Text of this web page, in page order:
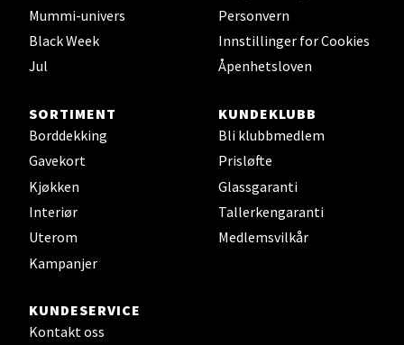
Mummi-univers
Black Week
Jul
Personvern
Innstillinger for Cookies
Åpenhetsloven
SORTIMENT
Borddekking
Gavekort
Kjøkken
Interiør
Uterom
Kampanjer
KUNDEKLUBB
Bli klubbmedlem
Prisløfte
Glassgaranti
Tallerkengaranti
Medlemsvilkår
KUNDESERVICE
Kontakt oss
Sandefjord - Hvaltorvet
Torget 7, 3210 Sandefjord